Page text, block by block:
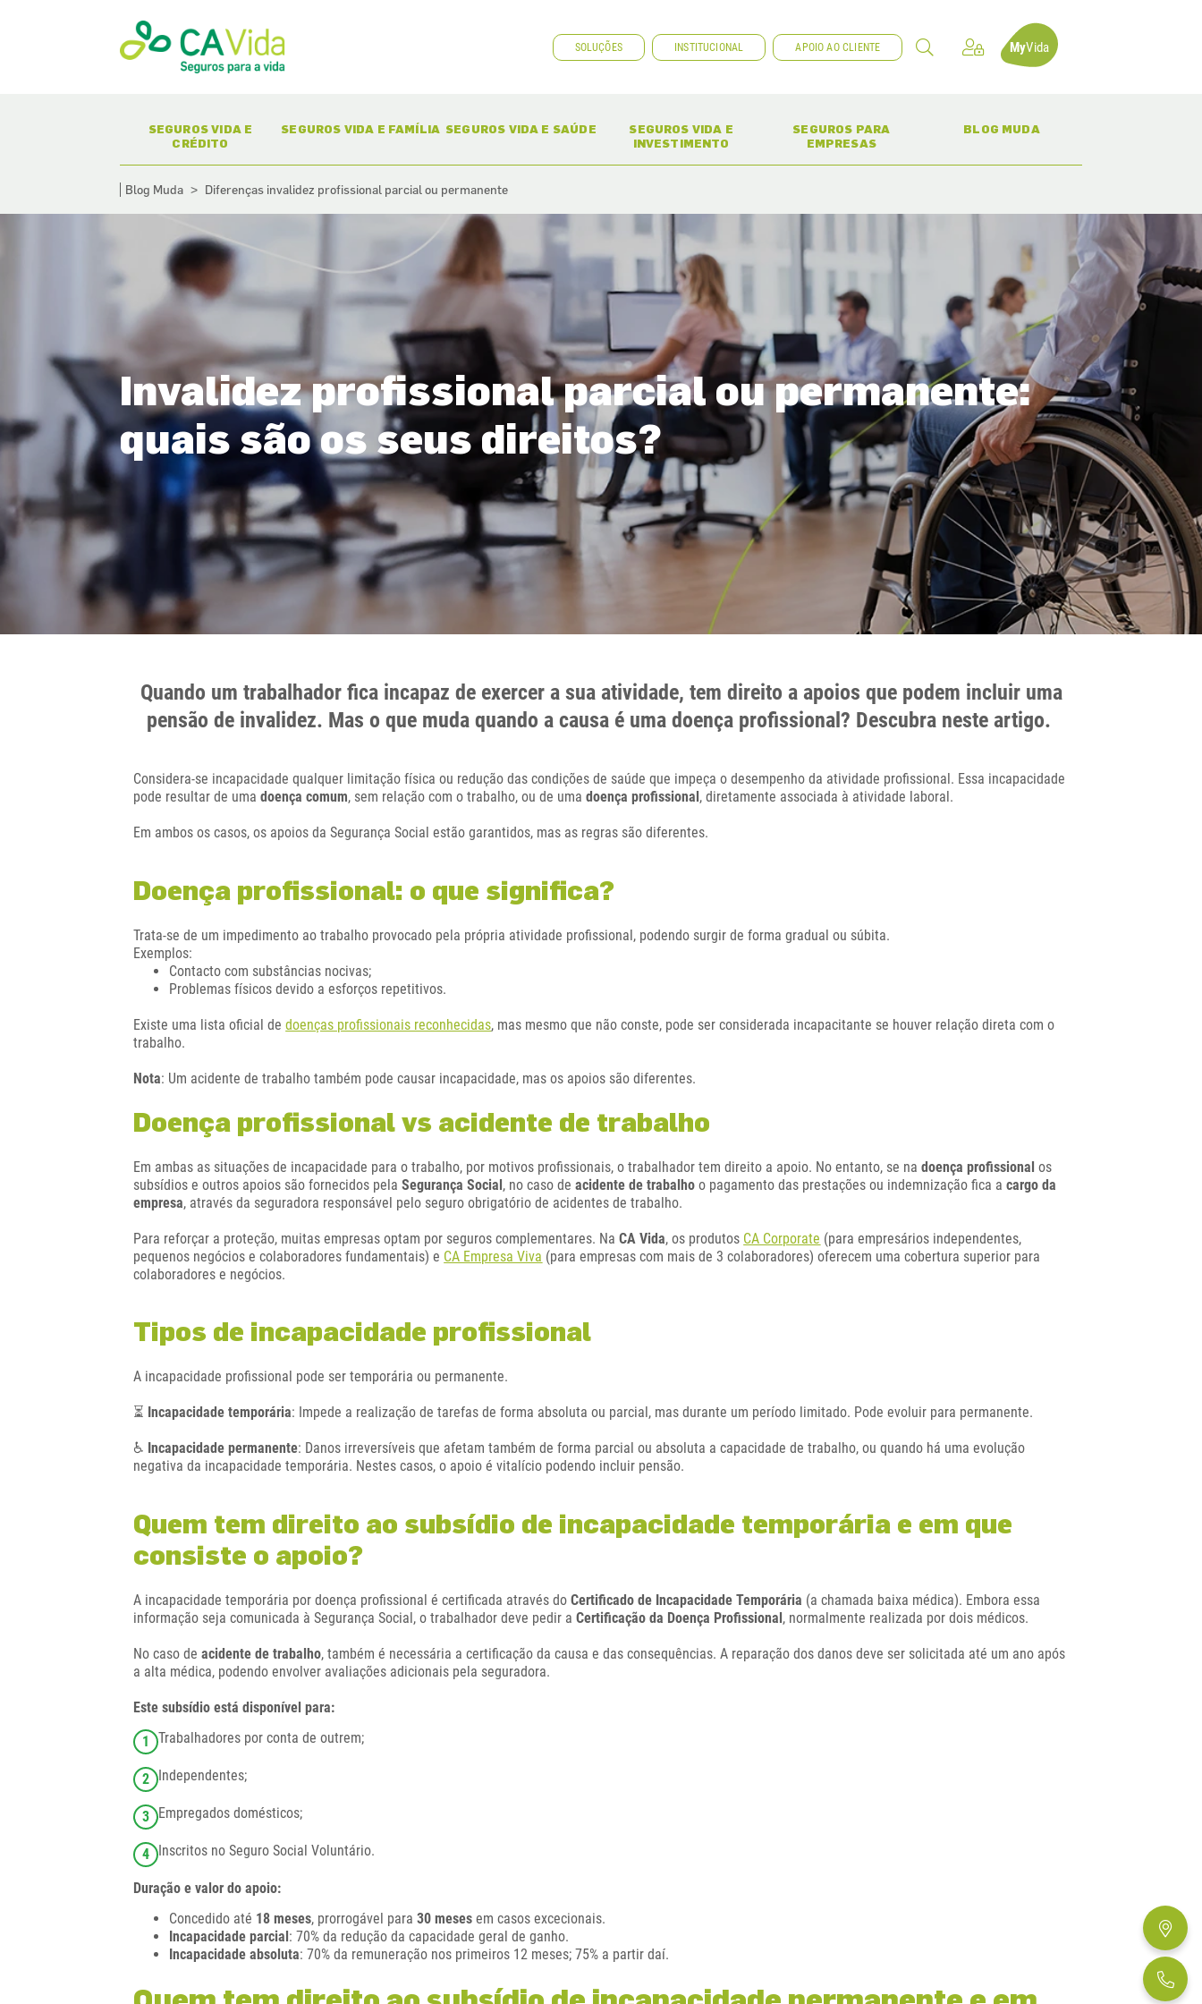
SOLUÇÕES INSTITUCIONAL APOIO AO CLIENTE MyVida
SEGUROS VIDA E
CRÉDITO
(CURRENT) SEGUROS VIDA E FAMÍLIA
(CURRENT) SEGUROS VIDA E SAÚDE
(CURRENT)
SEGUROS VIDA E
INVESTIMENTO
(CURRENT)
SEGUROS PARA
EMPRESAS
(CURRENT) BLOG MUDA
(CURRENT)
Blog Muda > Diferenças invalidez profissional parcial ou permanente
Invalidez profissional parcial ou permanente:
quais são os seus direitos?
Quando um trabalhador fica incapaz de exercer a sua atividade, tem direito a apoios que podem incluir uma
pensão de invalidez. Mas o que muda quando a causa é uma doença profissional? Descubra neste artigo.
Considera-se incapacidade qualquer limitação física ou redução das condições de saúde que impeça o desempenho da atividade profissional. Essa incapacidade
pode resultar de umadoença comum, sem relação com o trabalho, ou de umadoença profissional , diretamente associada à atividade laboral.
Em ambos os casos, os apoios da Segurança Social estão garantidos, mas as regras são diferentes.
Doença profissional: o que significa?
Trata-se de um impedimento ao trabalho provocado pela própria atividade profissional, podendo surgir de forma gradual ou súbita.
Exemplos:
Contacto com substâncias nocivas;
Problemas físicos devido a esforços repetitivos.
Existe uma lista oficial dedoenças profissionais reconhecidas, mas mesmo que não conste, pode ser considerada incapacitante se houver relação direta com o
trabalho.
Nota: Um acidente de trabalho também pode causar incapacidade, mas os apoios são diferentes.
Doença profissional vs acidente de trabalho
Em ambas as situações de incapacidade para o trabalho, por motivos profissionais, o trabalhador tem direito a apoio. No entanto, se nadoença profissional os
subsídios e outros apoios são fornecidos pelaSegurança Social , no caso deacidente de trabalho o pagamento das prestações ou indemnização fica acargo da
empresa, através da seguradora responsável pelo seguro obrigatório de acidentes de trabalho.
Para reforçar a proteção, muitas empresas optam por seguros complementares. NaCA Vida, os produtos CA Corporate (para empresários independentes,
pequenos negócios e colaboradores fundamentais) e CA Empresa Viva (para empresas com mais de 3 colaboradores) oferecem uma cobertura superior para
colaboradores e negócios.
Tipos de incapacidade profissional
A incapacidade profissional pode ser temporária ou permanente.
⏳ Incapacidade temporária: Impede a realização de tarefas de forma absoluta ou parcial, mas durante um período limitado. Pode evoluir para permanente.
♿ Incapacidade permanente: Danos irreversíveis que afetam também de forma parcial ou absoluta a capacidade de trabalho, ou quando há uma evolução
negativa da incapacidade temporária. Nestes casos, o apoio é vitalício podendo incluir pensão.
Quem tem direito ao subsídio de incapacidade temporária e em que
consiste o apoio?
A incapacidade temporária por doença profissional é certificada através doCertificado de Incapacidade Temporária (a chamada baixa médica). Embora essa
informação seja comunicada à Segurança Social, o trabalhador deve pedir aCertificação da Doença Profissional , normalmente realizada por dois médicos.
No caso deacidente de trabalho, também é necessária a certificação da causa e das consequências. A reparação dos danos deve ser solicitada até um ano após
a alta médica, podendo envolver avaliações adicionais pela seguradora.
Este subsídio está disponível para:
1
Trabalhadores por conta de outrem;
2 Independentes;
3 Empregados domésticos;
4 Inscritos no Seguro Social Voluntário.
Duração e valor do apoio:
Concedido até 18 meses, prorrogável para30 meses em casos excecionais.
Incapacidade parcial : 70% da redução da capacidade geral de ganho.
Incapacidade absoluta: 70% da remuneração nos primeiros 12 meses; 75% a partir daí.